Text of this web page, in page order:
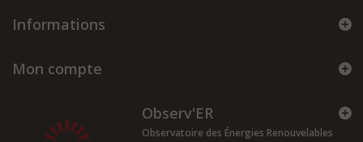
Informations
Mon compte
Observ'ER
Observatoire des Énergies Renouvelables